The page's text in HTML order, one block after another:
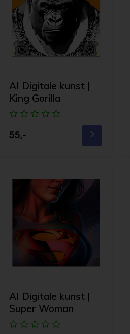
AI Digitale kunst |
King Gorilla
55,-
AI Digitale kunst |
Super Woman